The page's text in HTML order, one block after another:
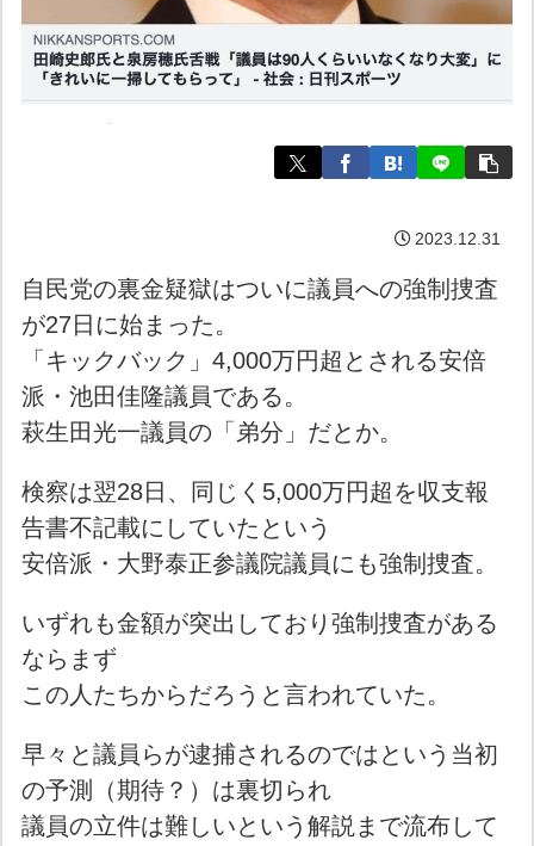
2023.12.31
自民党の裏金疑獄はついに議員への強制捜査
が27日に始まった。
「キックバック」4,000万円超とされる安倍
派・池田佳隆議員である。
萩生田光一議員の「弟分」だとか。
検察は翌28日、同じく5,000万円超を収支報
告書不記載にしていたという
安倍派・大野泰正参議院議員にも強制捜査。
いずれも金額が突出しており強制捜査がある
ならまず
この人たちからだろうと言われていた。
早々と議員らが逮捕されるのではという当初
の予測（期待？）は裏切られ
議員の立件は難しいという解説まで流布して